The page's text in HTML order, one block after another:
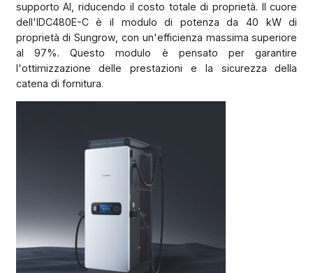
supporto AI, riducendo il costo totale di proprietà. Il cuore
dell'IDC480E-C è il modulo di potenza da 40 kW di
proprietà di Sungrow, con un'efficienza massima superiore
al 97%. Questo modulo è pensato per garantire
l'ottimizzazione delle prestazioni e la sicurezza della
catena di fornitura.